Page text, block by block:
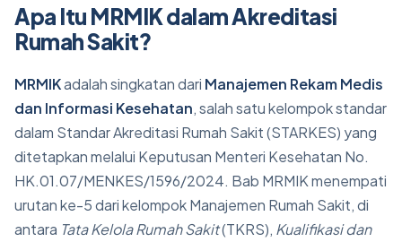
Apa Itu MRMIK dalam Akreditasi
Rumah Sakit?
MRMIKadalah singkatan dari Manajemen Rekam Medis
dan Informasi Kesehatan, salah satu kelompok standar
dalam Standar Akreditasi Rumah Sakit (STARKES) yang
ditetapkan melalui Keputusan Menteri Kesehatan No.
HK.01.07/MENKES/1596/2024. Bab MRMIK menempati
urutan ke-5 dari kelompok Manajemen Rumah Sakit, di
antara Tata Kelola Rumah Sakit(TKRS), Kualifikasi dan